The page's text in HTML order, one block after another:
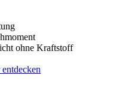
ohne Kraftstoff
entdecken